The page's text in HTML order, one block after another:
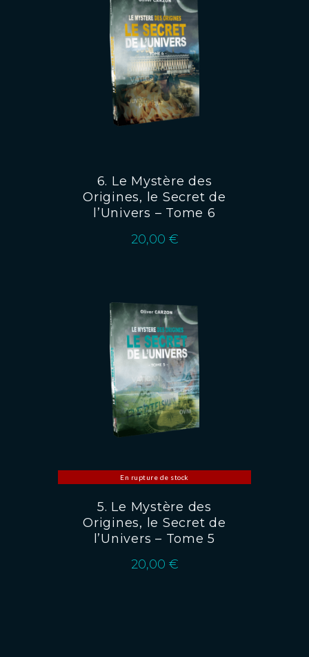
6. Le Mystère des
Origines, le Secret de
l’Univers – Tome 6
20,00 €
En rupture de stock
5. Le Mystère des
Origines, le Secret de
l’Univers – Tome 5
20,00 €